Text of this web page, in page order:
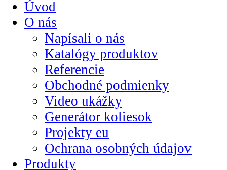
Úvod
O nás
Napísali o nás
Katalógy produktov
Referencie
Obchodné podmienky
Video ukážky
Generátor koliesok
Projekty eu
Ochrana osobných údajov
Produkty